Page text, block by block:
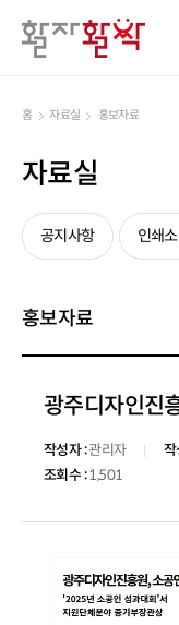
홈 자료실 홍보자료
자료실
공지사항 인쇄
홍보자료
광주디자인진
작성자 :관리자
조회수 :1,501